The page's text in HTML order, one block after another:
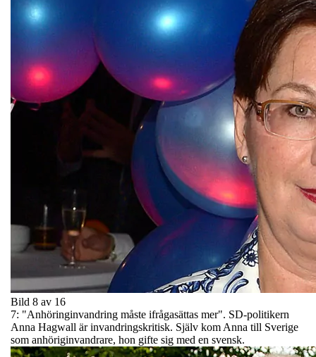
Bild 8 av 16
7: "Anhöringinvandring måste ifrågasättas mer". SD-politikern
Anna Hagwall är invandringskritisk. Själv kom Anna till Sverige
som anhöriginvandrare, hon gifte sig med en svensk.